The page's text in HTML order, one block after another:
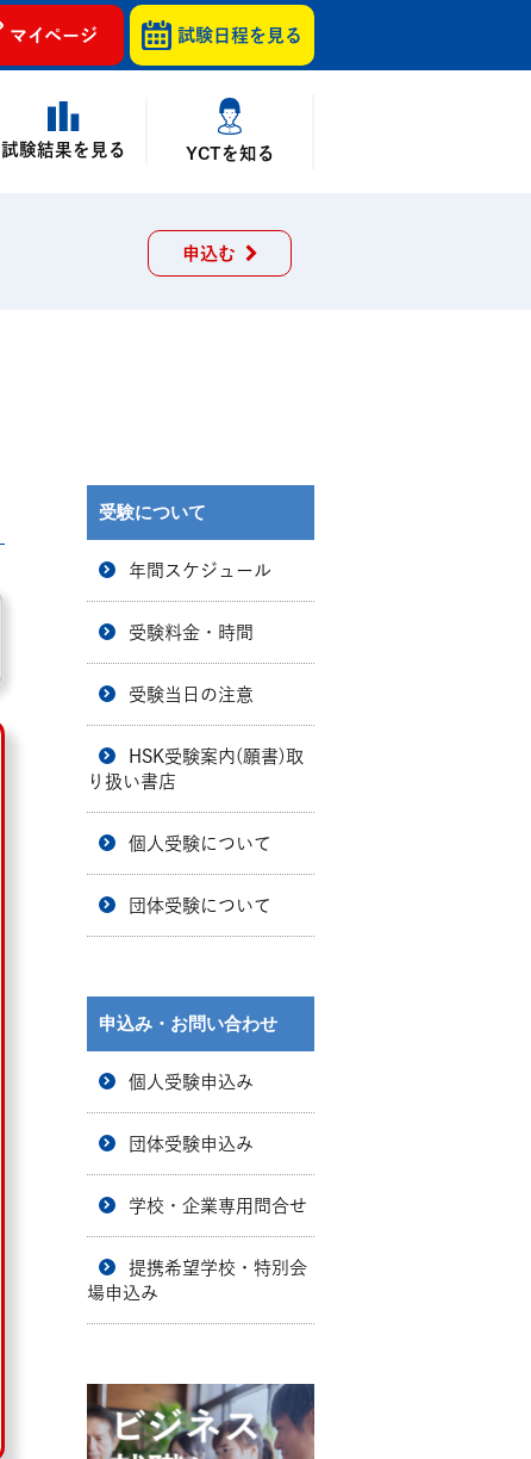
マイページ 試験日程を 見る
試験結果を見る YCTを知る
申込む
受験について
年間スケジュール
受験料金・時間
受験当日の注意
HSK受験案内(願書)取
り扱い書店
個人受験について
団体受験について
申込み・お問い合わせ
個人受験申込み
団体受験申込み
学校・企業専用問合せ
提携希望学校・特別会
場申込み